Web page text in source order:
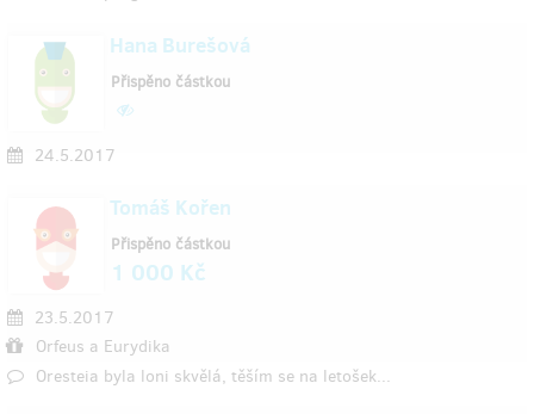
Hana Burešová
24.5.2017
Přispěno částkou
Tomáš Kořen
23.5.2017
Orfeus a Eurydika
Oresteia byla loni skvělá, těším se na letošek...
Přispěno částkou
1 000 Kč